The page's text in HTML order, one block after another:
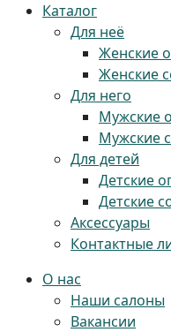
Каталог
Для неё
Женские
Женские
Для него
Мужские
Мужские
Для детей
Детские
Детские
Аксессуары
Контактные
О нас
Наши салоны
Вакансии